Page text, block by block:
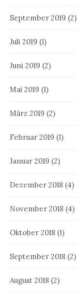
September 2019 (2)
Juli 2019 (1)
Juni 2019 (2)
Mai 2019 (1)
März 2019 (2)
Februar 2019 (1)
Januar 2019 (2)
Dezember 2018 (4)
November 2018 (4)
Oktober 2018 (1)
September 2018 (2)
August 2018 (2)